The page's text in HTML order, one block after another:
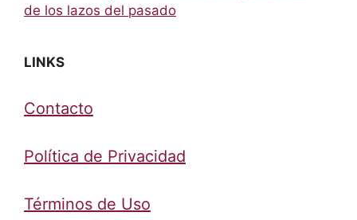
de los lazos del pasado
LINKS
Contacto
Política de Privacidad
Términos de Uso